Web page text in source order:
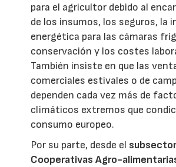
para el agricultor debido al
de los insumos, los seguros, la
energética para las cámaras
conservación y los costes
También insiste en que las
comerciales estivales o de
dependen cada vez más de
climáticos extremos que
consumo europeo.
Por su parte, desde el
Cooperativas Agro-